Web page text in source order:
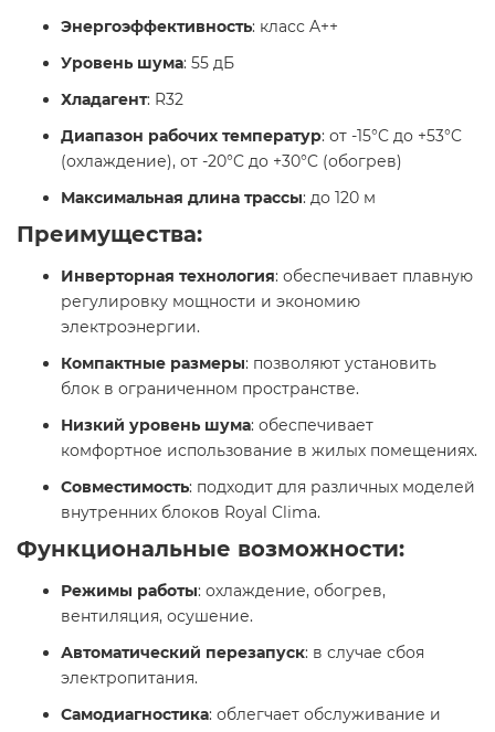
Энергоэффективность: класс A++​
Уровень шума: 55 дБ​
Хладагент: R32​
Диапазон рабочих температур: от -15°C до +53°C
(охлаждение), от -20°C до +30°C (обогрев)​
Максимальная длина трассы: до 120 м​
Преимущества:
Инверторная технология: обеспечивает плавную
регулировку мощности и экономию
электроэнергии.
Компактные размеры: позволяют установить
блок в ограниченном пространстве.​
Низкий уровень шума: обеспечивает
комфортное использование в жилых помещениях.​
Совместимость: подходит для различных моделей
внутренних блоков Royal Clima.​
Функциональные возможности:
Режимы работы: охлаждение, обогрев,
вентиляция, осушение.​
Автоматический перезапуск: в случае сбоя
электропитания.​
Самодиагностика: облегчает обслуживание и